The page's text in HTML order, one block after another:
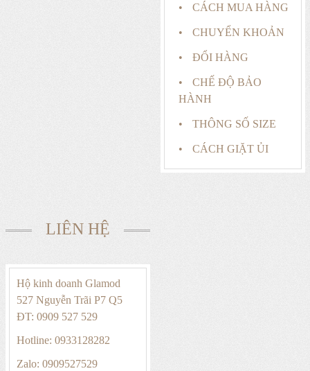
CÁCH MUA HÀNG
CHUYỂN KHOẢN
ĐỔI HÀNG
CHẾ ĐỘ BẢO
HÀNH
THÔNG SỐ SIZE
CÁCH GIẶT ỦI
LIÊN HỆ
Hộ kinh doanh Glamod
527 Nguyễn Trãi P7 Q5
ĐT: 0909 527 529
Hotline: 0933128282
Zalo: 0909527529